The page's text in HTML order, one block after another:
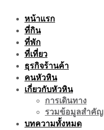
หน้าแรก
ที่กิน
ที่พัก
ที่เที่ยว
ธุรกิจร้านค้า
คนหัวหิน
เกี่ยวกับหัวหิน
การเดินทาง
รวมข้อมูลสำคัญ
บทความทั้งหมด